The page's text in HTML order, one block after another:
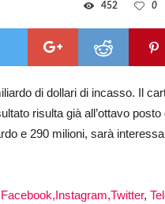
0
452
di dollari di incasso. Il
risulta già all’ottavo
e 290 milioni, sarà
Facebook,Instagram,Twitter,